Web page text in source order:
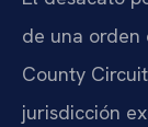
de una orden
County
jurisdicción